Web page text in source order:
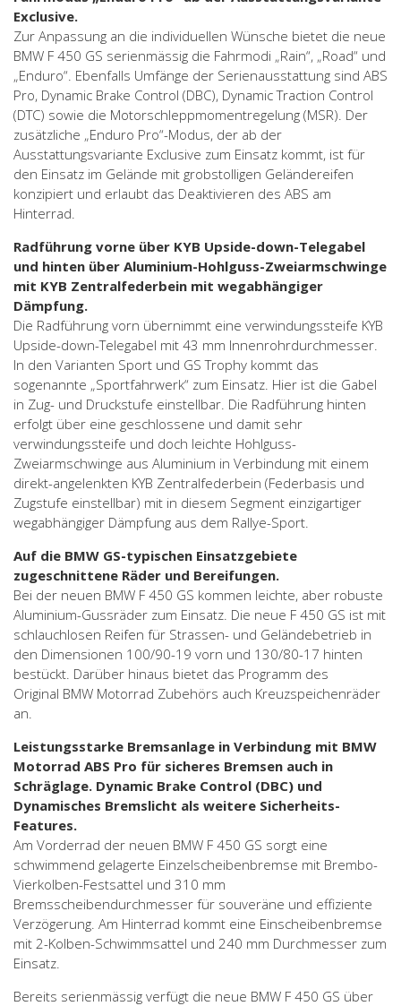
Exclusive.
Zur Anpassung an die individuellen Wünsche bietet die neue
BMW F 450 GS serienmässig die Fahrmodi „Rain“, „Road“ und
„Enduro“. Ebenfalls Umfänge der Serienausstattung sind ABS
Pro, Dynamic Brake Control (DBC), Dynamic Traction Control
(DTC) sowie die Motorschleppmomentregelung (MSR). Der
zusätzliche „Enduro Pro“-Modus, der ab der
Ausstattungsvariante Exclusive zum Einsatz kommt, ist für
den Einsatz im Gelände mit grobstolligen Geländereifen
konzipiert und erlaubt das Deaktivieren des ABS am
Hinterrad.
Radführung vorne über KYB Upside-down-Telegabel
und hinten über Aluminium-Hohlguss-Zweiarmschwinge
mit KYB Zentralfederbein mit wegabhängiger
Dämpfung.
Die Radführung vorn übernimmt eine verwindungssteife KYB
Upside-down-Telegabel mit 43 mm Innenrohrdurchmesser.
In den Varianten Sport und GS Trophy kommt das
sogenannte „Sportfahrwerk“ zum Einsatz. Hier ist die Gabel
in Zug- und Druckstufe einstellbar. Die Radführung hinten
erfolgt über eine geschlossene und damit sehr
verwindungssteife und doch leichte Hohlguss-
Zweiarmschwinge aus Aluminium in Verbindung mit einem
direkt-angelenkten KYB Zentralfederbein (Federbasis und
Zugstufe einstellbar) mit in diesem Segment einzigartiger
wegabhängiger Dämpfung aus dem Rallye-Sport.
Auf die BMW GS-typischen Einsatzgebiete
zugeschnittene Räder und Bereifungen.
Bei der neuen BMW F 450 GS kommen leichte, aber robuste
Aluminium-Gussräder zum Einsatz. Die neue F 450 GS ist mit
schlauchlosen Reifen für Strassen- und Geländebetrieb in
den Dimensionen 100/90-19 vorn und 130/80-17 hinten
bestückt. Darüber hinaus bietet das Programm des
Original BMW Motorrad Zubehörs auch Kreuzspeichenräder
an.
Leistungsstarke Bremsanlage in Verbindung mit BMW
Motorrad ABS Pro für sicheres Bremsen auch in
Schräglage. Dynamic Brake Control (DBC) und
Dynamisches Bremslicht als weitere Sicherheits-
Features.
Am Vorderrad der neuen BMW F 450 GS sorgt eine
schwimmend gelagerte Einzelscheibenbremse mit Brembo-
Vierkolben-Festsattel und 310 mm
Bremsscheibendurchmesser für souveräne und effiziente
Verzögerung. Am Hinterrad kommt eine Einscheibenbremse
mit 2-Kolben-Schwimmsattel und 240 mm Durchmesser zum
Einsatz.
Bereits serienmässig verfügt die neue BMW F 450 GS über